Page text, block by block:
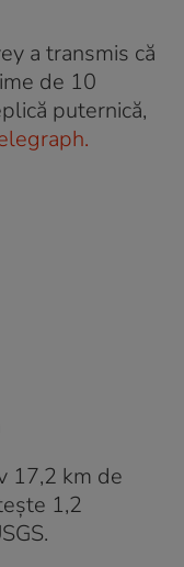
a transmis că
de 10
puternică,
17,2 km de
1,2